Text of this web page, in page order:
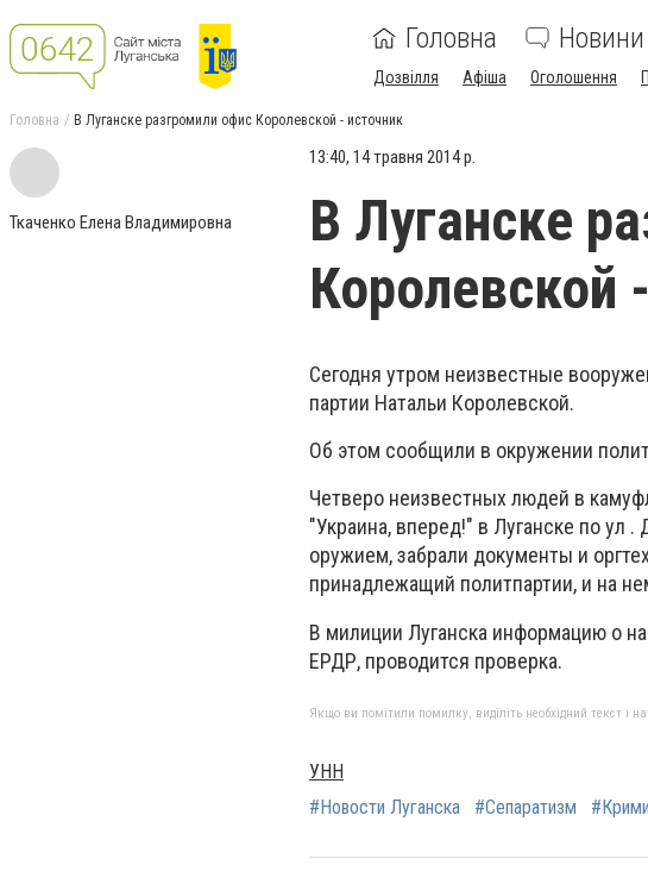
Головна Новини
Дозвілля Афіша Оголошення
Головна В Луганске разгромили офис Королевской - источник
Ткаченко Елена Владимировна
13:40, 14 травня 2014 р.
В Луганске
Королевской
Сегодня утром неизвестные
партии Натальи Королевской.
Об этом сообщили в окружении
Четверо неизвестных людей в
"Украина, вперед!" в Луганске по ул
оружием, забрали документы и
принадлежащий политпартии, и на
В милиции Луганска информацию о
ЕРДР, проводится проверка.
Якщо ви помітили помилку, виділіть необхідний текст і
УНН
#Новости Луганска
#Сепаратизм